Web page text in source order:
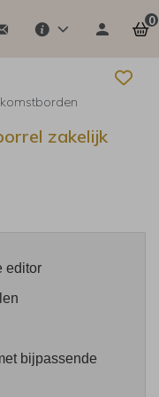
0
zakelijk
editor
bijpassende